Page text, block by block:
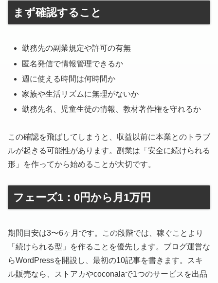
まず確認すること
勤務先の副業規定や許可の有無
匿名発信で情報管理できるか
週に使える時間は何時間か
家族や生活リズムに無理がないか
勤務先名、児童生徒の情報、教材著作権を守れるか
この確認を飛ばしてしまうと、収益以前に本業とのトラブ
ルが起きる可能性があります。副業は「安全に続けられる
形」を作ってから始めることが大切です。
フェーズ1：0円から月1万円
期間目安は3〜6ヶ月です。この段階では、稼ぐことより
「続けられる型」を作ることを優先します。ブログ運営な
らWordPressを開設し、最初の10記事を書きます。スキ
ル販売なら、ストアカやcoconalaで1つのサービスを出品